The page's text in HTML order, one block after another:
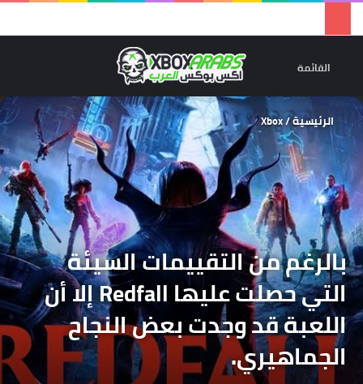
القائمة
الرئيسية/
Xbox
بالرغم من التقييمات السيئة
التي حصلت عليها Redfall إلا أن
اللعبة قد وجدت بعض النجاح
الجماهيري.